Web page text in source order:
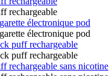
rechargeable
électronique pod
électronique pod
puff rechargeable
puff rechargeable
rechargeable sans nicotine